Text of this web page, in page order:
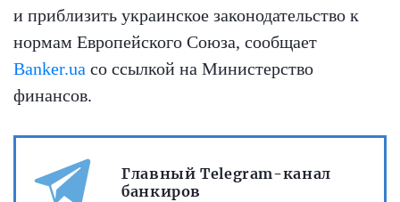
и приблизить украинское законодательство к
нормам Европейского Союза, сообщает
Banker.ua со ссылкой на Министерство
финансов.
Главный Telegram-канал
банкиров